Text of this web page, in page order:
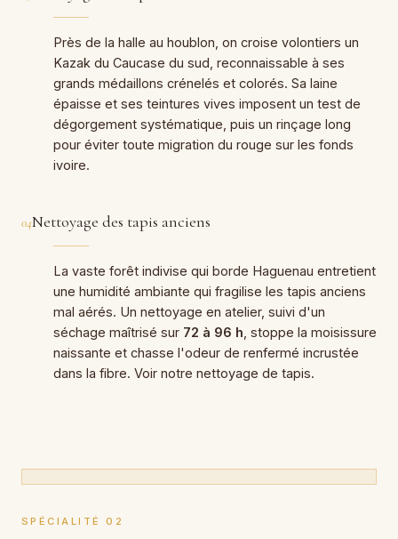
Près de la halle au houblon, on croise volontiers un
Kazak du Caucase du sud, reconnaissable à ses
grands médaillons crénelés et colorés. Sa laine
épaisse et ses teintures vives imposent un test de
dégorgement systématique, puis un rinçage long
pour éviter toute migration du rouge sur les fonds
ivoire.
04Nettoyage des tapis anciens
La vaste forêt indivise qui borde Haguenau entretient
une humidité ambiante qui fragilise les tapis anciens
mal aérés. Un nettoyage en atelier, suivi d'un
séchage maîtrisé sur 72 à 96 h , stoppe la moisissure
naissante et chasse l'odeur de renfermé incrustée
dans la fibre. Voir notre nettoyage de tapis.
SPÉCIALITÉ 02